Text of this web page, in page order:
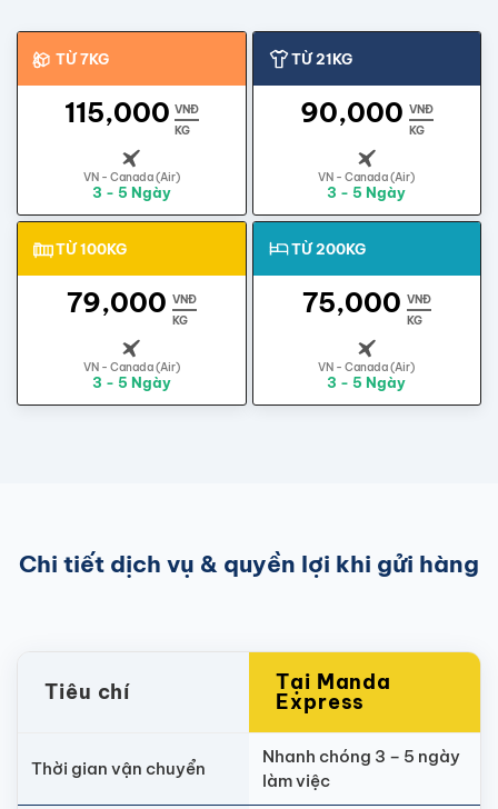
TỪ 7KG
115,000 VNĐ
KG
VN - Canada (Air)
3 - 5 Ngày
TỪ 21KG
90,000 VNĐ
KG
VN - Canada (Air)
3 - 5 Ngày
TỪ 100KG
79,000 VNĐ
KG
VN - Canada (Air)
3 - 5 Ngày
TỪ 200KG
75,000 VNĐ
KG
VN - Canada (Air)
3 - 5 Ngày
Chi tiết dịch vụ & quyền lợi khi gửi hàng
Tiêu chí Tại Manda
Express
Thời gian vận chuyển
Nhanh chóng 3 – 5 ngày
làm việc